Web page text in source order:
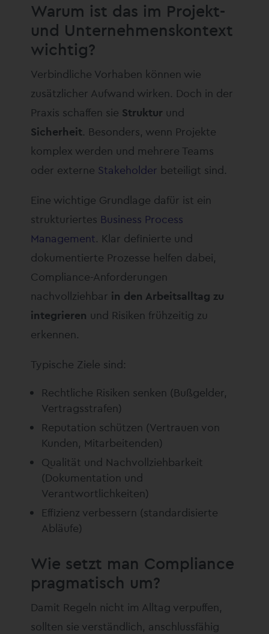
Warum ist das im Projekt-
und Unternehmenskontext
wichtig?
Verbindliche Vorhaben können wie
zusätzlicher Aufwand wirken. Doch in der
Praxis schaffen sie Struktur und
Sicherheit. Besonders, wenn Projekte
komplex werden und mehrere Teams
oder externe Stakeholder beteiligt sind.
Eine wichtige Grundlage dafür ist ein
strukturiertes Business Process
Management. Klar definierte und
dokumentierte Prozesse helfen dabei,
Compliance-Anforderungen
nachvollziehbar in den Arbeitsalltag zu
integrieren und Risiken frühzeitig zu
erkennen.
Typische Ziele sind:
Rechtliche Risiken senken (Bußgelder,
Vertragsstrafen)
Reputation schützen (Vertrauen von
Kunden, Mitarbeitenden)
Qualität und Nachvollziehbarkeit
(Dokumentation und
Verantwortlichkeiten)
Effizienz verbessern (standardisierte
Abläufe)
Wie setzt man Compliance
pragmatisch um?
Damit Regeln nicht im Alltag verpuffen,
sollten sie verständlich, anschlussfähig